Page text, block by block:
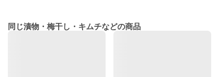
同じ漬物・梅干し・キムチなどの商品